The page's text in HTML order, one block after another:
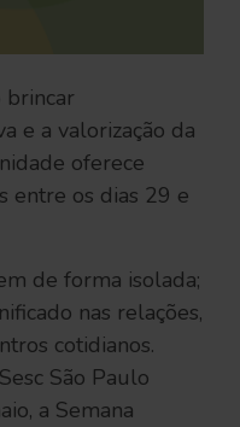
brincar
e a valorização da
oferece
entre os dias 29 e
de forma isolada;
nas relações,
cotidianos.
São Paulo
a Semana